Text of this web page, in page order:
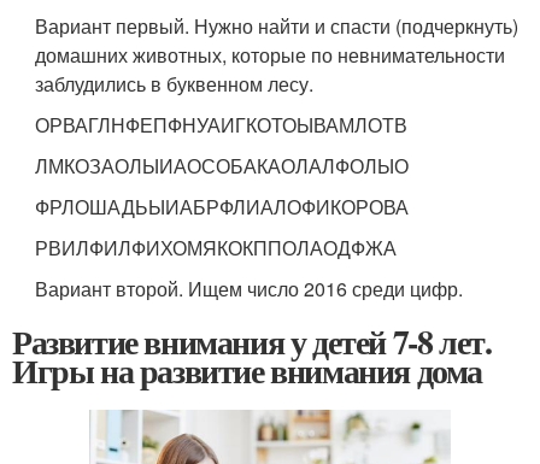
Вариант первый. Нужно найти и спасти (подчеркнуть)
домашних животных, которые по невнимательности
заблудились в буквенном лесу.
ОРВАГЛНФЕПФНУАИГКОТОЫВАМЛОТВ
ЛМКОЗАОЛЫИАОСОБАКАОЛАЛФОЛЫО
ФРЛОШАДЬЫИАБРФЛИАЛОФИКОРОВА
РВИЛФИЛФИХОМЯКОКППОЛАОДФЖА
Вариант второй. Ищем число 2016 среди цифр.
Развитие внимания у детей 7-8 лет.
Игры на развитие внимания дома